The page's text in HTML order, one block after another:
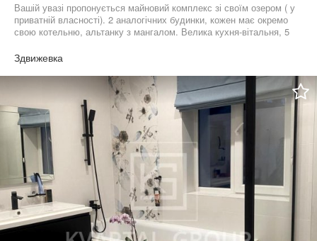
Вашій увазі пропонується майновий комплекс зі своїм озером ( у
приватній власності). 2 аналогічних будинки, кожен має окремо
свою котельню, альтанку з мангалом. Велика кухня-вітальня, 5
використовувати під реабілітаційний центр! За більш детальною
інформацією звертайтесь по телефону. Перегляд в зручний час
для Вас!
Здвижевка